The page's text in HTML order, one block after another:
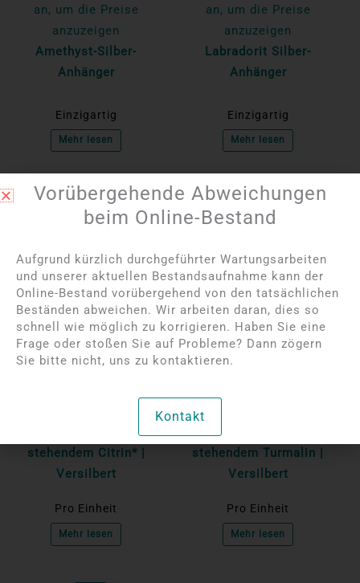
an, um die Preise
anzuzeigen
Amethyst-Silber-
Anhänger
Einzigartig
Mehr lesen
an, um die Preise
anzuzeigen
Labradorit Silber-
Anhänger
Einzigartig
Mehr lesen
NICHT AUF LAGER
Bitte melden Sie sich
an, um die Preise
stehendem Citrin* |
Versilbert
Pro Einheit
Mehr lesen
NICHT AUF LAGER
Bitte melden Sie sich
an, um die Preise
Anhänger mit
stehendem Turmalin |
Versilbert
Pro Einheit
Mehr lesen
Vorübergehende Abweichungen
beim Online-Bestand
Aufgrund kürzlich durchgeführter Wartungsarbeiten
und unserer aktuellen Bestandsaufnahme kann der
Online-Bestand vorübergehend von den tatsächlichen
Beständen abweichen. Wir arbeiten daran, dies so
schnell wie möglich zu korrigieren. Haben Sie eine
Frage oder stoßen Sie auf Probleme? Dann zögern
Sie bitte nicht, uns zu kontaktieren.
Kontakt